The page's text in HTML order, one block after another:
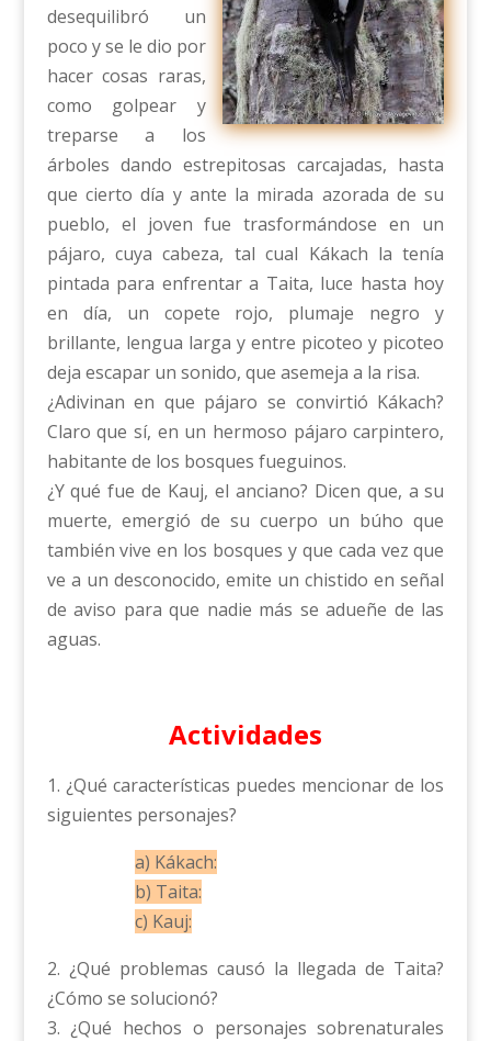
desequilibró un
poco y se le dio por
hacer cosas raras,
como golpear y
treparse a los
árboles dando estrepitosas carcajadas, hasta
que cierto día y ante la mirada azorada de su
pueblo, el joven fue trasformándose en un
pájaro, cuya cabeza, tal cual Kákach la tenía
pintada para enfrentar a Taita, luce hasta hoy
en día, un copete rojo, plumaje negro y
brillante, lengua larga y entre picoteo y picoteo
deja escapar un sonido, que asemeja a la risa.
¿Adivinan en que pájaro se convirtió Kákach?
Claro que sí, en un hermoso pájaro carpintero,
habitante de los bosques fueguinos.
¿Y qué fue de Kauj, el anciano? Dicen que, a su
muerte, emergió de su cuerpo un búho que
también vive en los bosques y que cada vez que
ve a un desconocido, emite un chistido en señal
de aviso para que nadie más se adueñe de las
aguas.
Actividades
1. ¿Qué características puedes mencionar de los
siguientes personajes?
a) Kákach:
b) Taita:
c) Kauj:
2. ¿Qué problemas causó la llegada de Taita?
¿Cómo se solucionó?
3. ¿Qué hechos o personajes sobrenaturales